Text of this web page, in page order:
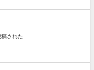
稿された